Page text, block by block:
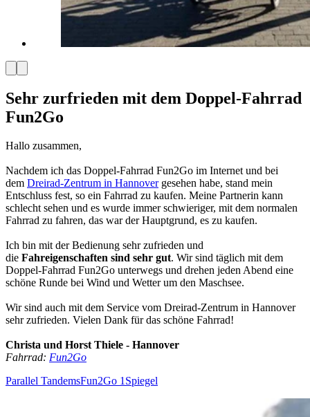
Sehr zurfrieden mit dem Doppel-Fahrrad
Fun2Go
Hallo zusammen,
Nachdem ich das Doppel-Fahrrad Fun2Go im Internet und bei
dem Dreirad-Zentrum in Hannovergesehen habe, stand mein
Entschluss fest, so ein Fahrrad zu kaufen. Meine Partnerin kann
schlecht sehen und es wurde immer schwieriger, mit dem normalen
Fahrrad zu fahren, das war der Hauptgrund, es zu kaufen.
Ich bin mit der Bedienung sehr zufrieden und
die Fahreigenschaften sind sehr gut. Wir sind täglich mit dem
Doppel-Fahrrad Fun2Go unterwegs und drehen jeden Abend eine
schöne Runde bei Wind und Wetter um den Maschsee.
Wir sind auch mit dem Service vom Dreirad-Zentrum in Hannover
sehr zufrieden. Vielen Dank für das schöne Fahrrad!
Christa und Horst Thiele - Hannover
Fahrrad: Fun2Go
Parallel TandemsFun2Go 1Spiegel